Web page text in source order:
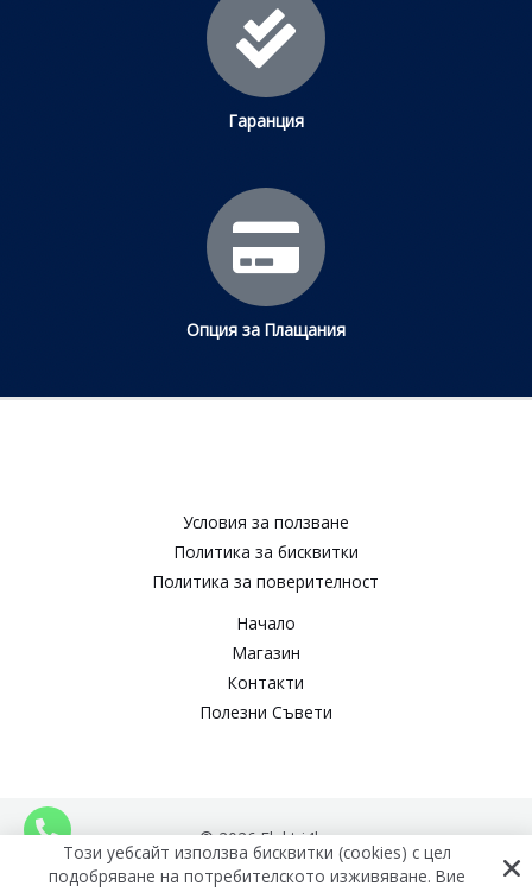
Гаранция
Опция за Плащания
Условия за ползване​
Политика за бисквитки​
Политика за поверителност​
Начало
Магазин
Контакти
Полезни Съвети
© 2026 Elektri4ko
Този уебсайт използва бисквитки (cookies) с цел
подобряване на потребителското изживяване. Вие